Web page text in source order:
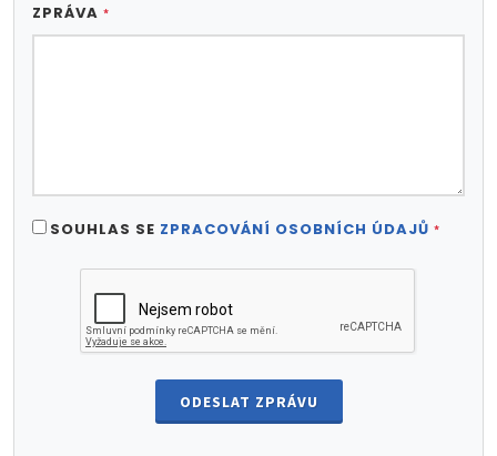
ZPRÁVA *
SOUHLAS SE ZPRACOVÁNÍ OSOBNÍCH ÚDAJŮ *
ODESLAT ZPRÁVU